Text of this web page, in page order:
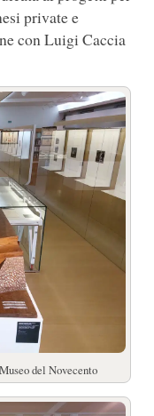
private e
con Luigi Caccia
del Novecento